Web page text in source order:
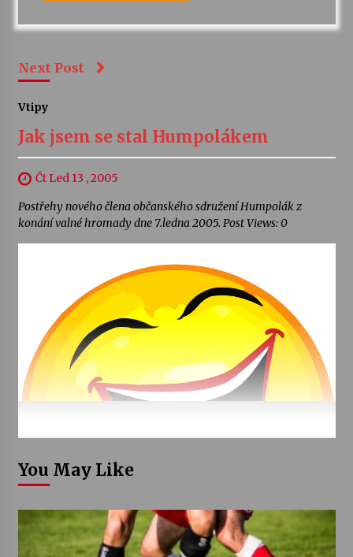
Next Post
Vtipy
Jak jsem se stal Humpolákem
Čt Led 13 , 2005
Postřehy nového člena občanského sdružení Humpolák z
konání valné hromady dne 7.ledna 2005. Post Views: 0
You May Like